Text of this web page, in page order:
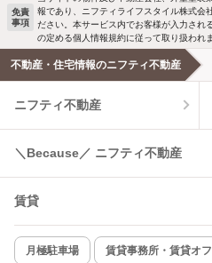
洗濯機置場あり
エアコンあり
温水洗浄便座
コンロ2口以上
新着のみ
免責
事項
報であり、ニフティライフスタイル株式会
ださい。本サービス内でお客様が入力され
の定める個人情報規約に従って取り扱われま
不動産・住宅情報のニフティ不動産
ニフティ不動産
＼Because／ ニフティ不動産
賃貸
月極駐車場 賃貸事務所・賃貸オ